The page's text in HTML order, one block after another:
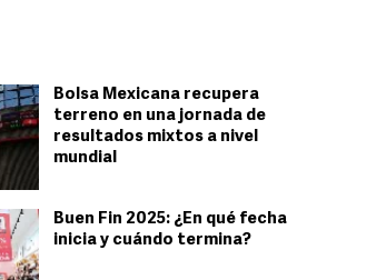
Bolsa Mexicana recupera
terreno en una jornada de
resultados mixtos a nivel
mundial
Buen Fin 2025: ¿En qué fecha
inicia y cuándo termina?